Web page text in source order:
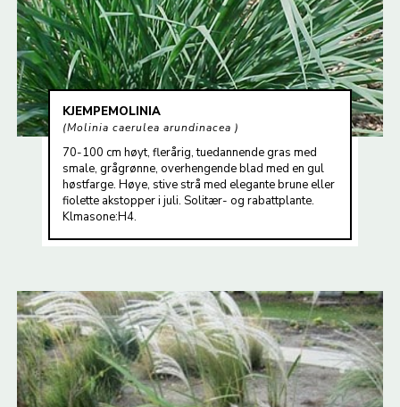
KJEMPEMOLINIA
Molinia caerulea arundinacea
70-100 cm høyt, flerårig, tuedannende gras med
smale, grågrønne, overhengende blad med en gul
høstfarge. Høye, stive strå med elegante brune eller
fiolette akstopper i juli. Solitær- og rabattplante.
Klmasone:H4.